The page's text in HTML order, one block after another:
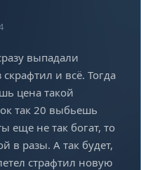
выпадали
и всё. Тогда
цена такой
так 20 выбьешь
еще не так богат, то
в разы. А так будет,
страфтил новую